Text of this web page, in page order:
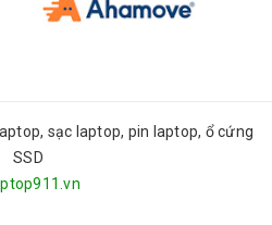
sạc laptop, pin laptop, ổ cứng
SSD